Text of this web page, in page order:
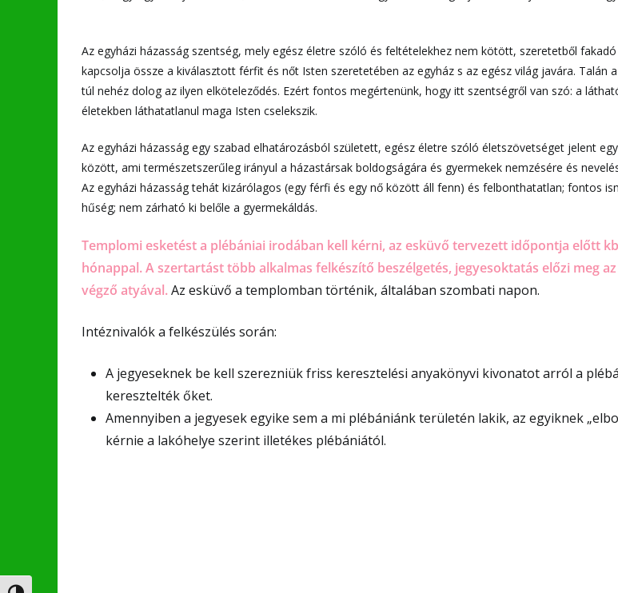
Az egyházi házasság szentség, mely egész életre szóló és feltételekhez nem kötött, szeretetből
kapcsolja össze a kiválasztott férfit és nőt Isten szeretetében az egyház s az egész világ javára. Talán
túl nehéz dolog az ilyen elköteleződés. Ezért fontos megértenünk, hogy itt szentségről van szó: a
életekben láthatatlanul maga Isten cselekszik.
Az egyházi házasság egy szabad elhatározásból született, egész életre szóló életszövetséget jelent
között, ami természetszerűleg irányul a házastársak boldogságára és gyermekek nemzésére és
Az egyházi házasság tehát kizárólagos (egy férfi és egy nő között áll fenn) és felbonthatatlan; fontos
hűség; nem zárható ki belőle a gyermekáldás.
Templomi esketést a plébániai irodában kell kérni, az esküvő tervezett időpontja előtt
hónappal. A szertartást több alkalmas felkészítő beszélgetés, jegyesoktatás előzi meg
végző atyával.Az esküvő a templomban történik, általában szombati napon.
Intéznivalók a felkészülés során:
A jegyeseknek be kell szerezniük friss keresztelési anyakönyvi kivonatot arról a
keresztelték őket.
Amennyiben a jegyesek egyike sem a mi plébániánk területén lakik, az egyiknek
kérnie a lakóhelye szerint illetékes plébániától.